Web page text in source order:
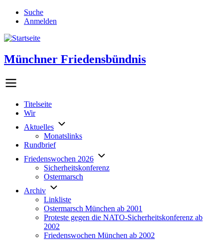
Direkt
zum
Benutzermenü
Suche
Anmelden
Münchner Friedensbündnis
Hauptlinks
Titelseite
Wir
Aktuelles
Monatslinks
Rundbrief
Friedenswochen 2026
Sicherheitskonferenz
Ostermarsch
Archiv
Linkliste
Ostermarsch München ab 2001
Proteste gegen die NATO-Sicherheitskonferenz ab
2002
Friedenswochen München ab 2002